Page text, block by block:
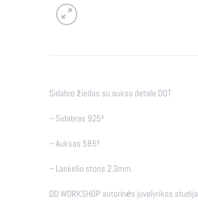
Sidabro žiedas su aukso detale DOT
– Sidabras 925º
– Auksas 585º
– Lankelio storis 2.3mm.
DD WORKSHOP autorinės juvelyrikos studija